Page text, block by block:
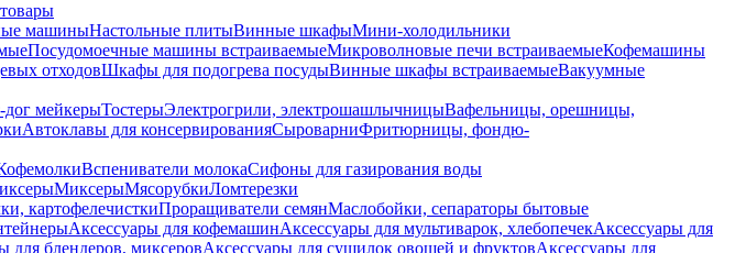
машиныНастольные плитыВинные шкафыМини-холодильники
Посудомоечные машины встраиваемыеМикроволновые печи встраиваемыеКофемашины
отходовШкафы для подогрева посудыВинные шкафы встраиваемыеВакуумные
мейкерыТостерыЭлектрогрили, электрошашлычницыВафельницы, орешницы,
Автоклавы для консервированияСыроварниФритюрницы, фондю-
Вспениватели молокаСифоны для газирования воды
МиксерыМясорубкиЛомтерезки
картофелечисткиПроращиватели семянМаслобойки, сепараторы бытовые
Аксессуары для кофемашинАксессуары для мультиварок, хлебопечекАксессуары для
для блендеров, миксеровАксессуары для сушилок овощей и фруктовАксессуары для